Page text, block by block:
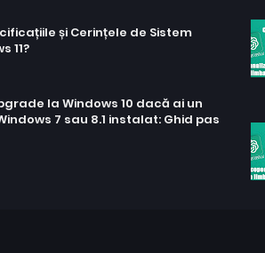
și Cerințele de Sistem
11?
la Windows 10 dacă ai un
7 sau 8.1 instalat: Ghid pas